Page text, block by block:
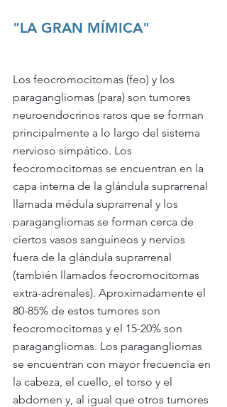
"LA GRAN MÍMICA"
Los feocromocitomas (feo) y los
paragangliomas (para) son tumores
neuroendocrinos raros que se forman
principalmente a lo largo del sistema
nervioso simpático. Los
feocromocitomas se encuentran en la
capa interna de la glándula suprarrenal
llamada médula suprarrenal y los
paragangliomas se forman cerca de
ciertos vasos sanguíneos y nervios
fuera de la glándula suprarrenal
(también llamados feocromocitomas
extra-adrenales). Aproximadamente el
80-85% de estos tumores son
feocromocitomas y el 15-20% son
paragangliomas. Los paragangliomas
se encuentran con mayor frecuencia en
la cabeza, el cuello, el torso y el
abdomen y, al igual que otros tumores